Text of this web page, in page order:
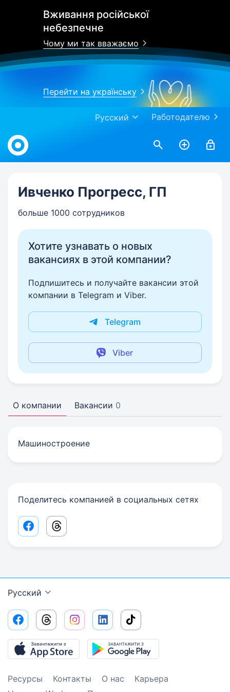
Вживання російської
небезпечне
Чому ми так вважаємо
Перейти на українську
Работодателю
Русский
Work.ua
Ивченко Прогресс, ГП
больше 1000 сотрудников
Хотите узнавать о новых
вакансиях в этой компании?
Подпишитесь и получайте вакансии этой
компании в Telegram и Viber.
Telegram
Viber
О компании Вакансии 0
Машиностроение
Поделитесь компанией в социальных сетях
Facebook share link
Threads share link
Русский
Ресурсы Контакты О нас
Карьера